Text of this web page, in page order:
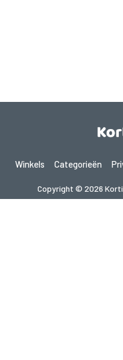
Winkels Categorieën
Copyright © 2026
kortingscodes